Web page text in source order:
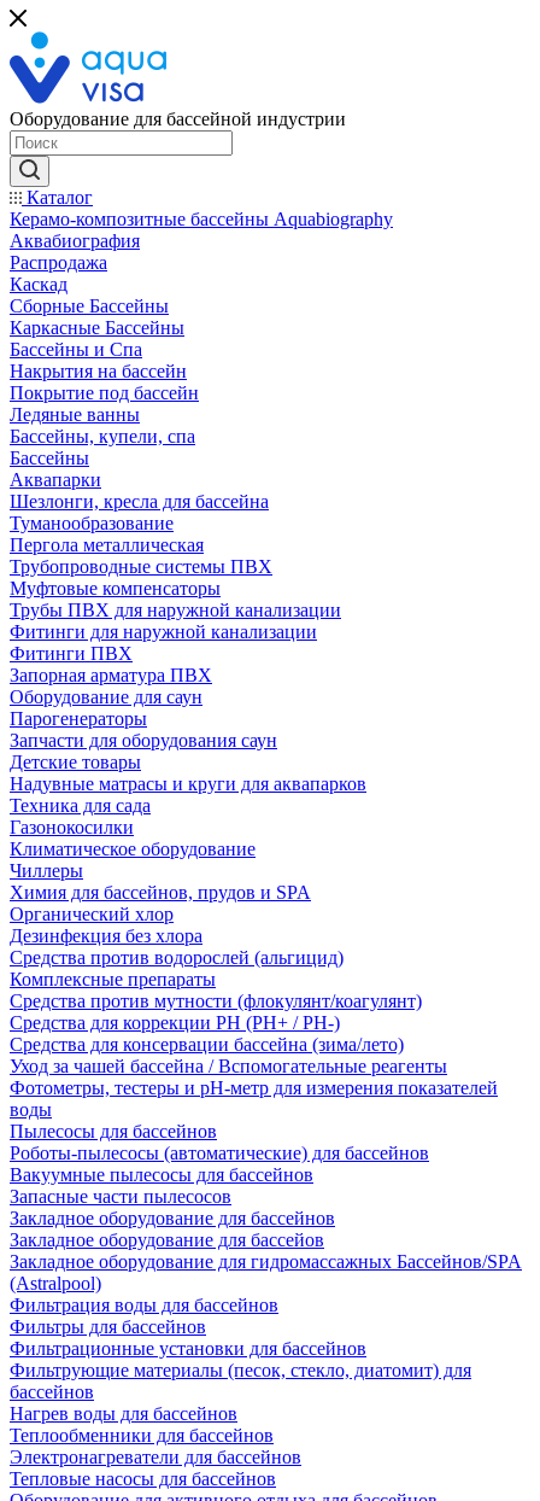
Оборудование для бассейной индустрии
Каталог
Керамо-композитные бассейны Aquabiography
Аквабиография
Распродажа
Каскад
Сборные Бассейны
Каркасные Бассейны
Бассейны и Спа
Накрытия на бассейн
Покрытие под бассейн
Ледяные ванны
Бассейны, купели, спа
Бассейны
Аквапарки
Шезлонги, кресла для бассейна
Туманообразование
Пергола металлическая
Трубопроводные системы ПВХ
Муфтовые компенсаторы
Трубы ПВХ для наружной канализации
Фитинги для наружной канализации
Фитинги ПВХ
Запорная арматура ПВХ
Оборудование для саун
Парогенераторы
Запчасти для оборудования саун
Детские товары
Надувные матрасы и круги для аквапарков
Техника для сада
Газонокосилки
Климатическое оборудование
Чиллеры
Химия для бассейнов, прудов и SPA
Органический хлор
Дезинфекция без хлора
Средства против водорослей (альгицид)
Комплексные препараты
Средства против мутности (флокулянт/коагулянт)
Средства для коррекции PH (PH+ / PH-)
Средства для консервации бассейна (зима/лето)
Уход за чашей бассейна / Вспомогательные реагенты
Фотометры, тестеры и рН-метр для измерения показателей
воды
Пылесосы для бассейнов
Роботы-пылесосы (автоматические) для бассейнов
Вакуумные пылесосы для бассейнов
Запасные части пылесосов
Закладное оборудование для бассейнов
Закладное оборудование для бассейов
Закладное оборудование для гидромассажных Бассейнов/SPA
(Astralpool)
Фильтрация воды для бассейнов
Фильтры для бассейнов
Фильтрационные установки для бассейнов
Фильтрующие материалы (песок, стекло, диатомит) для
бассейнов
Нагрев воды для бассейнов
Теплообменники для бассейнов
Электронагреватели для бассейнов
Тепловые насосы для бассейнов